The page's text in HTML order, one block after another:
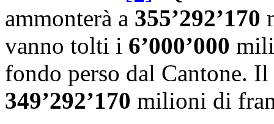
ammonterà a 355’292’170
vanno tolti i 6’000’000
fondo perso dal Cantone.
349’292’170 milioni di